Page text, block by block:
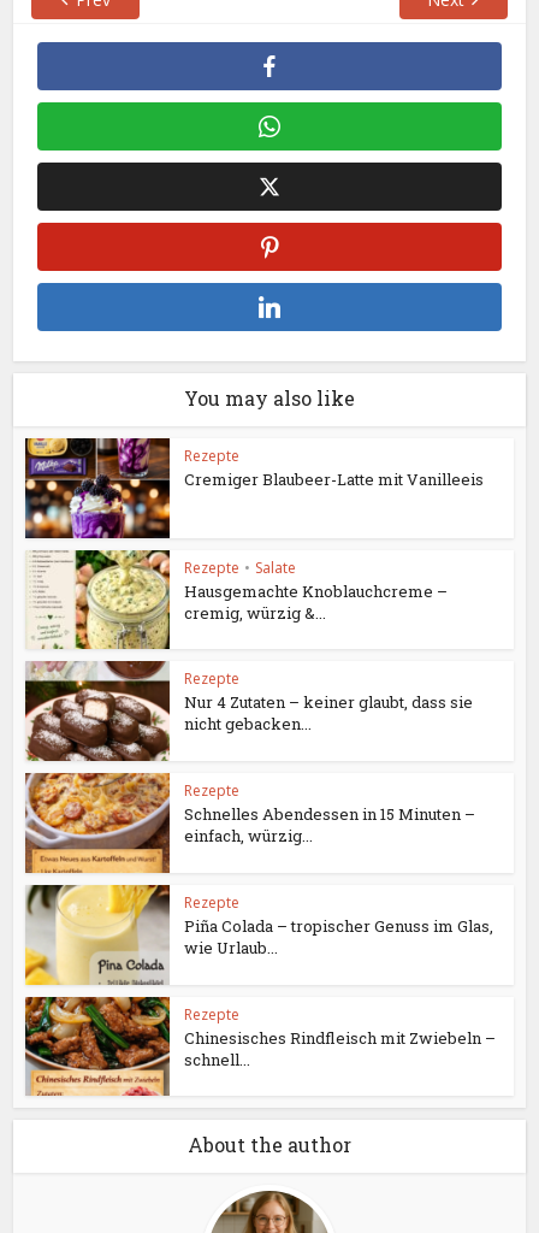
You may also like
Rezepte
Cremiger Blaubeer-Latte mit Vanilleeis
Rezepte • Salate
Hausgemachte Knoblauchcreme –
cremig, würzig &...
Rezepte
Nur 4 Zutaten – keiner glaubt, dass sie
nicht gebacken...
Rezepte
Schnelles Abendessen in 15 Minuten –
einfach, würzig...
Rezepte
Piña Colada – tropischer Genuss im Glas,
wie Urlaub...
Rezepte
Chinesisches Rindfleisch mit Zwiebeln –
schnell...
About the author